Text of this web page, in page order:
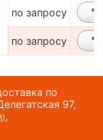
по запросу
по запросу
по
97,
,